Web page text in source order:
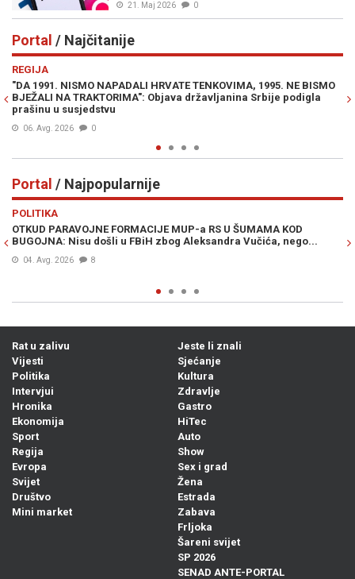
21. Maj 2026 0
Portal / Najčitanije
REGIJA
"DA 1991. NISMO NAPADALI HRVATE TENKOVIMA, 1995. NE BISMO
BJEŽALI NA TRAKTORIMA": Objava državljanina Srbije podigla
prašinu u susjedstvu
06. Avg. 2026 0
Portal / Najpopularnije
POLITIKA
OTKUD PARAVOJNE FORMACIJE MUP-a RS U ŠUMAMA KOD
BUGOJNA: Nisu došli u FBiH zbog Aleksandra Vučića, nego...
04. Avg. 2026 8
Rat u zalivu
Vijesti
Politika
Intervjui
Hronika
Ekonomija
Sport
Regija
Evropa
Svijet
Društvo
Mini market
Jeste li znali
Sjećanje
Kultura
Zdravlje
Gastro
HiTec
Auto
Show
Sex i grad
Žena
Estrada
Zabava
Frljoka
Šareni svijet
SP 2026
SENAD ANTE-PORTAL